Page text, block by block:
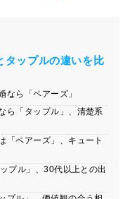
タップルの違いを比
なら「ペアーズ」
ら「タップル」、清楚系
「ペアーズ」、キュート
プル」、30代以上との出